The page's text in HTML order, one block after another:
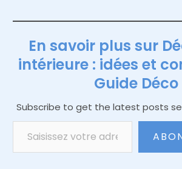
En savoir plus sur
intérieure : idées et
Guide Déco
Subscribe to get the latest posts
Saisissez votre adresse e-mail…